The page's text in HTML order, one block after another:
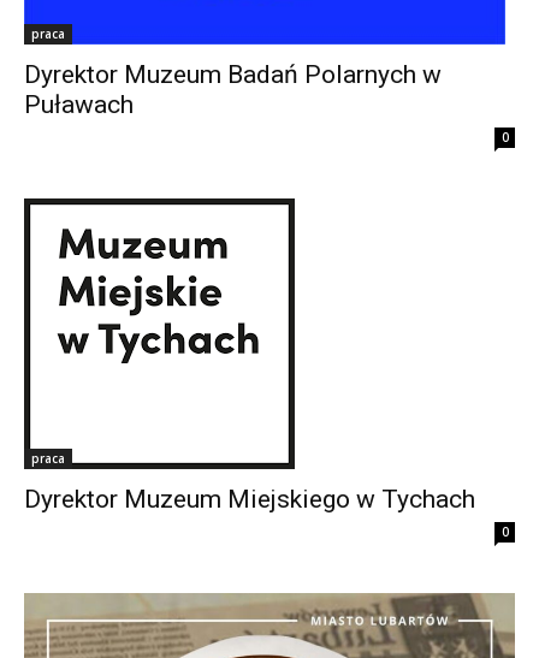
praca
Dyrektor Muzeum Badań Polarnych w
Puławach
0
praca
Dyrektor Muzeum Miejskiego w Tychach
0